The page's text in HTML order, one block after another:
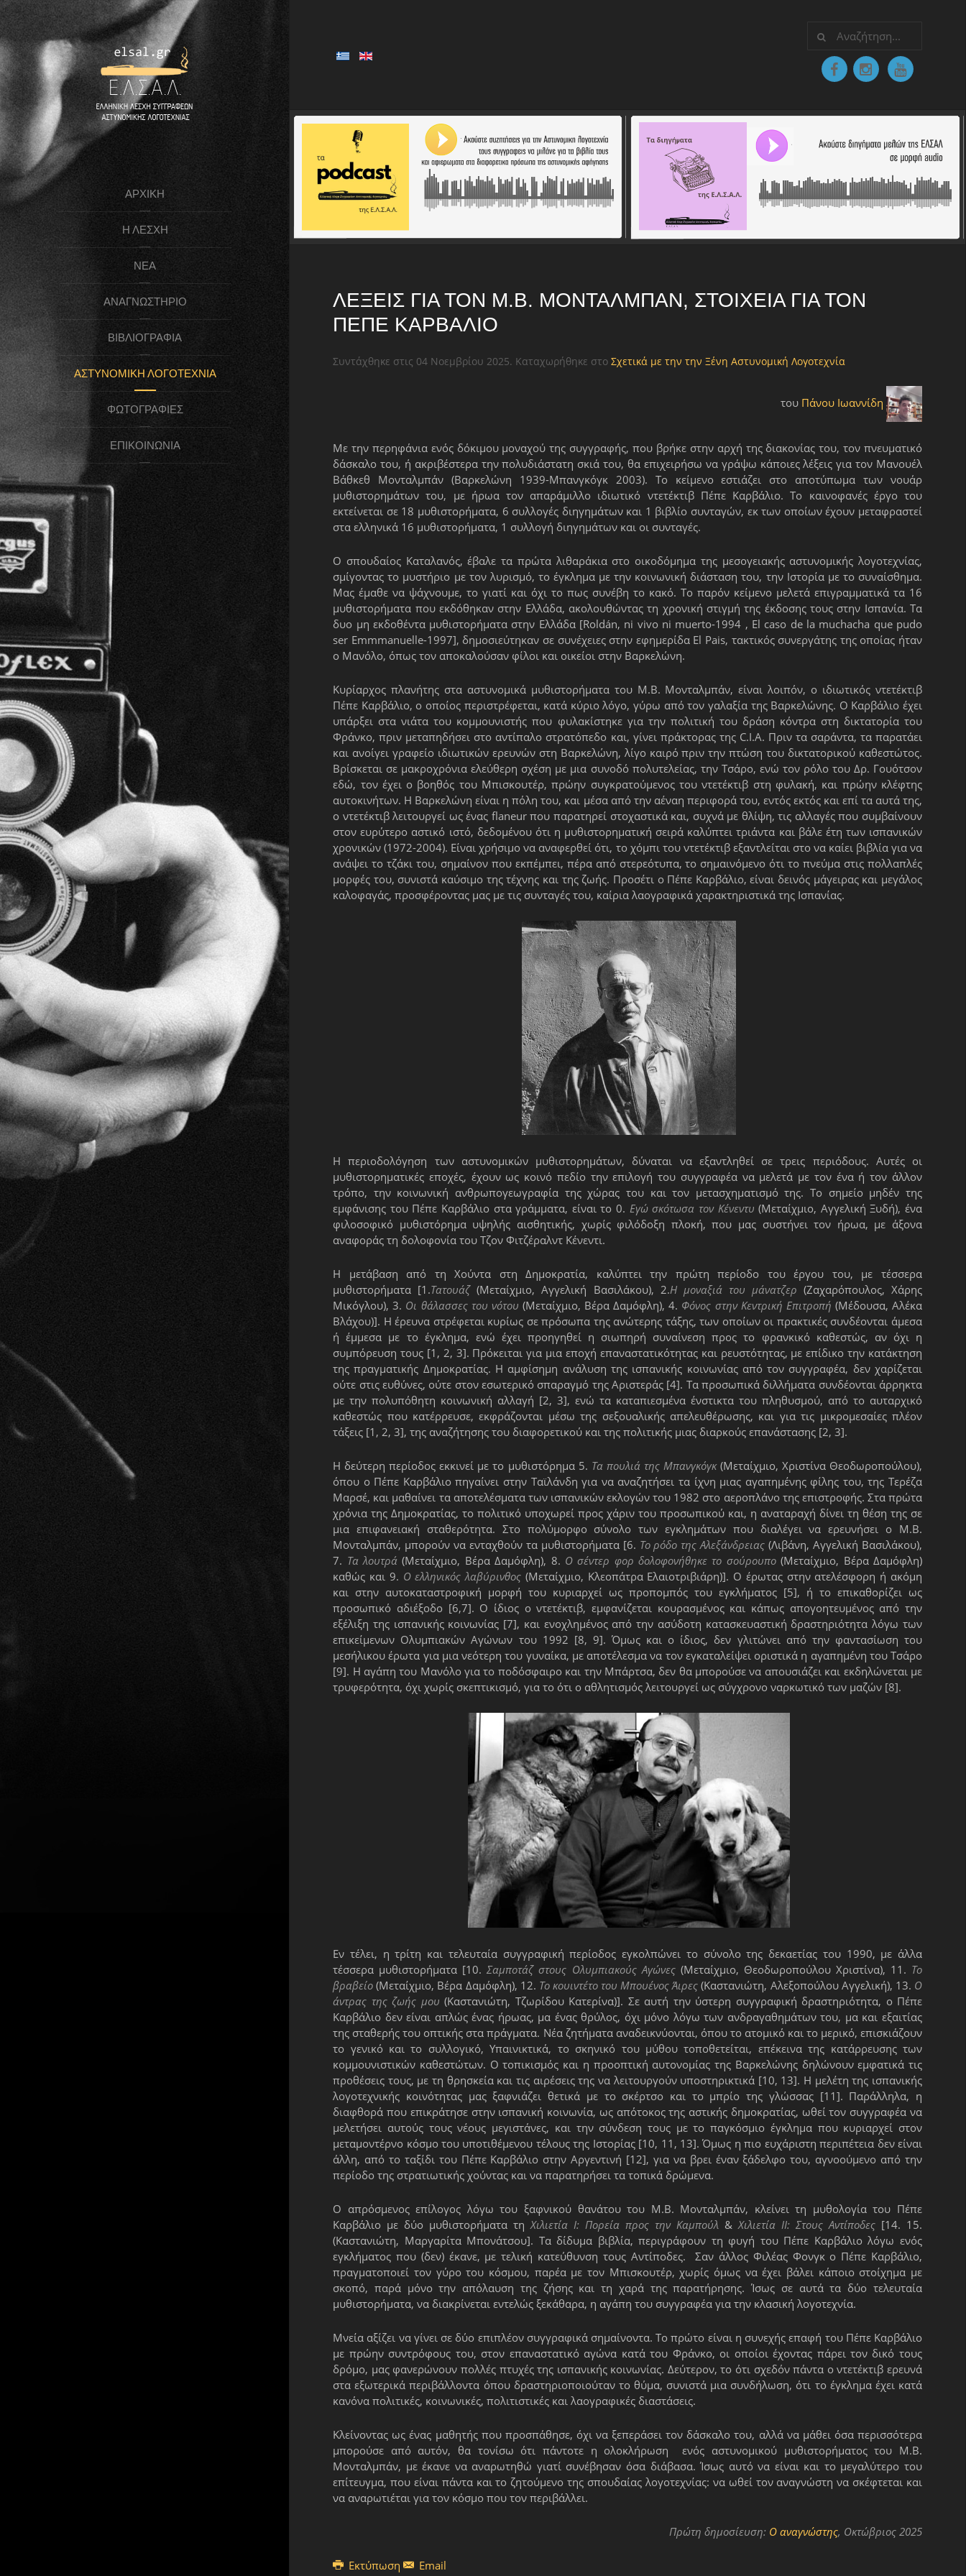
ΑΡΧΙΚΉ
Η ΛΈΣΧΗ
ΝΈΑ
ΑΝΑΓΝΩΣΤΉΡΙΟ
ΒΙΒΛΙΟΓΡΑΦΊΑ
ΑΣΤΥΝΟΜΙΚΉ ΛΟΓΟΤΕΧΝΊΑ
ΦΩΤΟΓΡΑΦΊΕΣ
ΕΠΙΚΟΙΝΩΝΊΑ
ΛΈΞΕΙΣ ΓΙΑ ΤΟΝ Μ.Β. ΜΟΝΤΑΛΜΠΆΝ, ΣΤΟΙΧΕΊΑ ΓΙΑ ΤΟΝ
ΠΈΠΕ ΚΑΡΒΆΛΙΟ
Συντάχθηκε στις 04 Νοεμβρίου 2025. Καταχωρήθηκε στοΣχετικά με την την Ξένη Αστυνομική Λογοτεχνία
του Πάνου Ιωαννίδη
Με την περηφάνια ενός δόκιμου μοναχού της συγγραφής, που βρήκε στην αρχή της διακονίας του, τον πνευματικό
δάσκαλο του, ή ακριβέστερα την πολυδιάστατη σκιά του, θα επιχειρήσω να γράψω κάποιες λέξεις για τον Μανουέλ
Βάθκεθ Μονταλμπάν (Βαρκελώνη 1939-Μπανγκόγκ 2003). Το κείμενο εστιάζει στο αποτύπωμα των νουάρ
μυθιστορημάτων του, με ήρωα τον απαράμιλλο ιδιωτικό ντετέκτιβ Πέπε Καρβάλιο. Το καινοφανές έργο του
εκτείνεται σε 18 μυθιστορήματα, 6 συλλογές διηγημάτων και 1 βιβλίο συνταγών, εκ των οποίων έχουν μεταφραστεί
στα ελληνικά 16 μυθιστορήματα, 1 συλλογή διηγημάτων και οι συνταγές.
Ο σπουδαίος Καταλανός, έβαλε τα πρώτα λιθαράκια στο οικοδόμημα της μεσογειακής αστυνομικής λογοτεχνίας,
σμίγοντας το μυστήριο με τον λυρισμό, το έγκλημα με την κοινωνική διάσταση του, την Ιστορία με το συναίσθημα.
Μας έμαθε να ψάχνουμε, το γιατί και όχι το πως συνέβη το κακό. Το παρόν κείμενο μελετά επιγραμματικά τα 16
μυθιστορήματα που εκδόθηκαν στην Ελλάδα, ακολουθώντας τη χρονική στιγμή της έκδοσης τους στην Ισπανία. Τα
δυο μη εκδοθέντα μυθιστορήματα στην Ελλάδα [Roldán, ni vivo ni muerto-1994 , El caso de la muchacha que pudo
ser Emmmanuelle-1997], δημοσιεύτηκαν σε συνέχειες στην εφημερίδα El Pais, τακτικός συνεργάτης της οποίας ήταν
ο Μανόλο, όπως τον αποκαλούσαν φίλοι και οικείοι στην Βαρκελώνη.
Κυρίαρχος πλανήτης στα αστυνομικά μυθιστορήματα του Μ.Β. Μονταλμπάν, είναι λοιπόν, ο ιδιωτικός ντετέκτιβ
Πέπε Καρβάλιο, ο οποίος περιστρέφεται, κατά κύριο λόγο, γύρω από τον γαλαξία της Βαρκελώνης. Ο Καρβάλιο έχει
υπάρξει στα νιάτα του κομμουνιστής που φυλακίστηκε για την πολιτική του δράση κόντρα στη δικτατορία του
Φράνκο, πριν μεταπηδήσει στο αντίπαλο στρατόπεδο και, γίνει πράκτορας της C.I.A. Πριν τα σαράντα, τα παρατάει
και ανοίγει γραφείο ιδιωτικών ερευνών στη Βαρκελώνη, λίγο καιρό πριν την πτώση του δικτατορικού καθεστώτος.
Βρίσκεται σε μακροχρόνια ελεύθερη σχέση με μια συνοδό πολυτελείας, την Τσάρο, ενώ τον ρόλο του Δρ. Γουότσον
εδώ, τον έχει ο βοηθός του Μπισκουτέρ, πρώην συγκρατούμενος του ντετέκτιβ στη φυλακή, και πρώην κλέφτης
αυτοκινήτων. Η Βαρκελώνη είναι η πόλη του, και μέσα από την αέναη περιφορά του, εντός εκτός και επί τα αυτά της,
ο ντετέκτιβ λειτουργεί ως ένας flaneur που παρατηρεί στοχαστικά και, συχνά με θλίψη, τις αλλαγές που συμβαίνουν
στον ευρύτερο αστικό ιστό, δεδομένου ότι η μυθιστορηματική σειρά καλύπτει τριάντα και βάλε έτη των ισπανικών
χρονικών (1972-2004). Είναι χρήσιμο να αναφερθεί ότι, το χόμπι του ντετέκτιβ εξαντλείται στο να καίει βιβλία για να
ανάψει το τζάκι του, σημαίνον που εκπέμπει, πέρα από στερεότυπα, το σημαινόμενο ότι το πνεύμα στις πολλαπλές
μορφές του, συνιστά καύσιμο της τέχνης και της ζωής. Προσέτι ο Πέπε Καρβάλιο, είναι δεινός μάγειρας και μεγάλος
καλοφαγάς, προσφέροντας μας με τις συνταγές του, καίρια λαογραφικά χαρακτηριστικά της Ισπανίας.
Η περιοδολόγηση των αστυνομικών μυθιστορημάτων, δύναται να εξαντληθεί σε τρεις περιόδους. Αυτές οι
μυθιστορηματικές εποχές, έχουν ως κοινό πεδίο την επιλογή του συγγραφέα να μελετά με τον ένα ή τον άλλον
τρόπο, την κοινωνική ανθρωπογεωγραφία της χώρας του και τον μετασχηματισμό της. Το σημείο μηδέν της
εμφάνισης του Πέπε Καρβάλιο στα γράμματα, είναι το 0. Εγώ σκότωσα τον Κένεντυ (Μεταίχμιο, Αγγελική Ξυδή), ένα
φιλοσοφικό μυθιστόρημα υψηλής αισθητικής, χωρίς φιλόδοξη πλοκή, που μας συστήνει τον ήρωα, με άξονα
αναφοράς τη δολοφονία του Τζον Φιτζέραλντ Κένεντι.
Η μετάβαση από τη Χούντα στη Δημοκρατία, καλύπτει την πρώτη περίοδο του έργου του, με τέσσερα
μυθιστορήματα [1.Τατουάζ(Μεταίχμιο, Αγγελική Βασιλάκου), 2.Η μοναξιά του μάνατζερ (Ζαχαρόπουλος, Χάρης
Μικόγλου), 3. Οι θάλασσες του νότου (Μεταίχμιο, Βέρα Δαμόφλη), 4. Φόνος στην Κεντρική Επιτροπή (Μέδουσα, Αλέκα
Βλάχου)]. Η έρευνα στρέφεται κυρίως σε πρόσωπα της ανώτερης τάξης, των οποίων οι πρακτικές συνδέονται άμεσα
ή έμμεσα με το έγκλημα, ενώ έχει προηγηθεί η σιωπηρή συναίνεση προς το φρανκικό καθεστώς, αν όχι η
συμπόρευση τους [1, 2, 3]. Πρόκειται για μια εποχή επαναστατικότητας και ρευστότητας, με επίδικο την κατάκτηση
της πραγματικής Δημοκρατίας. Η αμφίσημη ανάλυση της ισπανικής κοινωνίας από τον συγγραφέα, δεν χαρίζεται
ούτε στις ευθύνες, ούτε στον εσωτερικό σπαραγμό της Αριστεράς [4]. Τα προσωπικά διλλήματα συνδέονται άρρηκτα
με την πολυπόθητη κοινωνική αλλαγή [2, 3], ενώ τα καταπιεσμένα ένστικτα του πληθυσμού, από το αυταρχικό
καθεστώς που κατέρρευσε, εκφράζονται μέσω της σεξουαλικής απελευθέρωσης, και για τις μικρομεσαίες πλέον
τάξεις [1, 2, 3], της αναζήτησης του διαφορετικού και της πολιτικής μιας διαρκούς επανάστασης [2, 3].
Η δεύτερη περίοδος εκκινεί με το μυθιστόρημα 5. Τα πουλιά της Μπανγκόγκ(Μεταίχμιο, Χριστίνα Θεοδωροπούλου),
όπου ο Πέπε Καρβάλιο πηγαίνει στην Ταϊλάνδη για να αναζητήσει τα ίχνη μιας αγαπημένης φίλης του, της Τερέζα
Μαρσέ, και μαθαίνει τα αποτελέσματα των ισπανικών εκλογών του 1982 στο αεροπλάνο της επιστροφής. Στα πρώτα
χρόνια της Δημοκρατίας, το πολιτικό υποχωρεί προς χάριν του προσωπικού και, η αναταραχή δίνει τη θέση της σε
μια επιφανειακή σταθερότητα. Στο πολύμορφο σύνολο των εγκλημάτων που διαλέγει να ερευνήσει ο Μ.Β.
Μονταλμπάν, μπορούν να ενταχθούν τα μυθιστορήματα [6. Το ρόδο της Αλεξάνδρειας (Λιβάνη, Αγγελική Βασιλάκου),
7. Τα λουτρά(Μεταίχμιο, Βέρα Δαμόφλη), 8. Ο σέντερ φορ δολοφονήθηκε το σούρουπο(Μεταίχμιο, Βέρα Δαμόφλη)
καθώς και 9. Ο ελληνικός λαβύρινθος (Μεταίχμιο, Κλεοπάτρα Ελαιοτριβιάρη)]. Ο έρωτας στην ατελέσφορη ή ακόμη
και στην αυτοκαταστροφική μορφή του κυριαρχεί ως προπομπός του εγκλήματος [5], ή το επικαθορίζει ως
προσωπικό αδιέξοδο [6,7]. Ο ίδιος ο ντετέκτιβ, εμφανίζεται κουρασμένος και κάπως απογοητευμένος από την
εξέλιξη της ισπανικής κοινωνίας [7], και ενοχλημένος από την ασύδοτη κατασκευαστική δραστηριότητα λόγω των
επικείμενων Ολυμπιακών Αγώνων του 1992 [8, 9]. Όμως και ο ίδιος, δεν γλιτώνει από την φαντασίωση του
μεσήλικου έρωτα για μια νεότερη του γυναίκα, με αποτέλεσμα να τον εγκαταλείψει οριστικά η αγαπημένη του Τσάρο
[9]. Η αγάπη του Μανόλο για το ποδόσφαιρο και την Μπάρτσα, δεν θα μπορούσε να απουσιάζει και εκδηλώνεται με
τρυφερότητα, όχι χωρίς σκεπτικισμό, για το ότι ο αθλητισμός λειτουργεί ως σύγχρονο ναρκωτικό των μαζών [8].
Εν τέλει, η τρίτη και τελευταία συγγραφική περίοδος εγκολπώνει το σύνολο της δεκαετίας του 1990, με άλλα
τέσσερα μυθιστορήματα [10.Σαμποτάζ στους Ολυμπιακούς Αγώνες(Μεταίχμιο, Θεοδωροπούλου Χριστίνα), 11. Το
βραβείο (Μεταίχμιο, Βέρα Δαμόφλη), 12. Το κουιντέτο του Μπουένος Άιρες (Καστανιώτη, Αλεξοπούλου Αγγελική), 13. Ο
άντρας της ζωής μου (Καστανιώτη, Τζωρίδου Κατερίνα)]. Σε αυτή την ύστερη συγγραφική δραστηριότητα, ο Πέπε
Καρβάλιο δεν είναι απλώς ένας ήρωας, μα ένας θρύλος, όχι μόνο λόγω των ανδραγαθημάτων του, μα και εξαιτίας
της σταθερής του οπτικής στα πράγματα. Νέα ζητήματα αναδεικνύονται, όπου το ατομικό και το μερικό, επισκιάζουν
το γενικό και το συλλογικό, Υπαινικτικά, το σκηνικό του μύθου τοποθετείται, επέκεινα της κατάρρευσης των
κομμουνιστικών καθεστώτων. Ο τοπικισμός και η προοπτική αυτονομίας της Βαρκελώνης δηλώνουν εμφατικά τις
προθέσεις τους, με τη θρησκεία και τις αιρέσεις της να λειτουργούν υποστηρικτικά [10, 13]. Η μελέτη της ισπανικής
λογοτεχνικής κοινότητας μας ξαφνιάζει θετικά με το σκέρτσο και το μπρίο της γλώσσας [11]. Παράλληλα, η
διαφθορά που επικράτησε στην ισπανική κοινωνία, ως απότοκος της αστικής δημοκρατίας, ωθεί τον συγγραφέα να
μελετήσει αυτούς τους νέους μεγιστάνες, και την σύνδεση τους με το παγκόσμιο έγκλημα που κυριαρχεί στον
μεταμοντέρνο κόσμο του υποτιθέμενου τέλους της Ιστορίας [10, 11, 13]. Όμως η πιο ευχάριστη περιπέτεια δεν είναι
άλλη, από το ταξίδι του Πέπε Καρβάλιο στην Αργεντινή [12], για να βρει έναν ξάδελφο του, αγνοούμενο από την
περίοδο της στρατιωτικής χούντας και να παρατηρήσει τα τοπικά δρώμενα.
Ο απρόσμενος επίλογος λόγω του ξαφνικού θανάτου του Μ.Β. Μονταλμπάν, κλείνει τη μυθολογία του Πέπε
Καρβάλιο με δύο μυθιστορήματα τηΧιλιετία Ι: Πορεία προς την Καμπούλ &Χιλιετία ΙΙ: Στους Αντίποδες [14. 15.
(Καστανιώτη, Μαργαρίτα Μπονάτσου]. Τα δίδυμα βιβλία, περιγράφουν τη φυγή του Πέπε Καρβάλιο λόγω ενός
εγκλήματος που (δεν) έκανε, με τελική κατεύθυνση τους Αντίποδες. Σαν άλλος Φιλέας Φονγκ ο Πέπε Καρβάλιο,
πραγματοποιεί τον γύρο του κόσμου, παρέα με τον Μπισκουτέρ, χωρίς όμως να έχει βάλει κάποιο στοίχημα με
σκοπό, παρά μόνο την απόλαυση της ζήσης και τη χαρά της παρατήρησης. Ίσως σε αυτά τα δύο τελευταία
μυθιστορήματα, να διακρίνεται εντελώς ξεκάθαρα, η αγάπη του συγγραφέα για την κλασική λογοτεχνία.
Μνεία αξίζει να γίνει σε δύο επιπλέον συγγραφικά σημαίνοντα. Το πρώτο είναι η συνεχής επαφή του Πέπε Καρβάλιο
με πρώην συντρόφους του, στον επαναστατικό αγώνα κατά του Φράνκο, οι οποίοι έχοντας πάρει τον δικό τους
δρόμο, μας φανερώνουν πολλές πτυχές της ισπανικής κοινωνίας. Δεύτερον, το ότι σχεδόν πάντα ο ντετέκτιβ ερευνά
στα εξωτερικά περιβάλλοντα όπου δραστηριοποιούταν το θύμα, συνιστά μια συνδήλωση, ότι το έγκλημα έχει κατά
κανόνα πολιτικές, κοινωνικές, πολιτιστικές και λαογραφικές διαστάσεις.
Κλείνοντας ως ένας μαθητής που προσπάθησε, όχι να ξεπεράσει τον δάσκαλο του, αλλά να μάθει όσα περισσότερα
μπορούσε από αυτόν, θα τονίσω ότι πάντοτε η ολοκλήρωση ενός αστυνομικού μυθιστορήματος του Μ.Β.
Μονταλμπάν, με έκανε να αναρωτηθώ γιατί συνέβησαν όσα διάβασα. Ίσως αυτό να είναι και το μεγαλύτερο του
επίτευγμα, που είναι πάντα και το ζητούμενο της σπουδαίας λογοτεχνίας: να ωθεί τον αναγνώστη να σκέφτεται και
να αναρωτιέται για τον κόσμο που τον περιβάλλει.
Πρώτη δημοσίευση: Ο αναγνώστης, Οκτώβριος 2025
Εκτύπωση Email